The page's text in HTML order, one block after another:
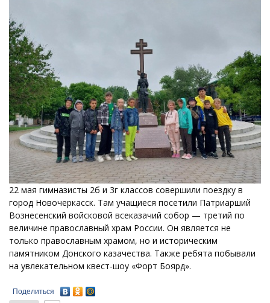
22 мая гимназисты 2б и 3г классов совершили поездку в
город Новочеркасск. Там учащиеся посетили Патриарший
Вознесенский войсковой всеказачий собор — третий по
величине православный храм России. Он является не
только православным храмом, но и историческим
памятником Донского казачества. Также ребята побывали
на увлекательном квест-шоу «Форт Боярд».
Поделиться